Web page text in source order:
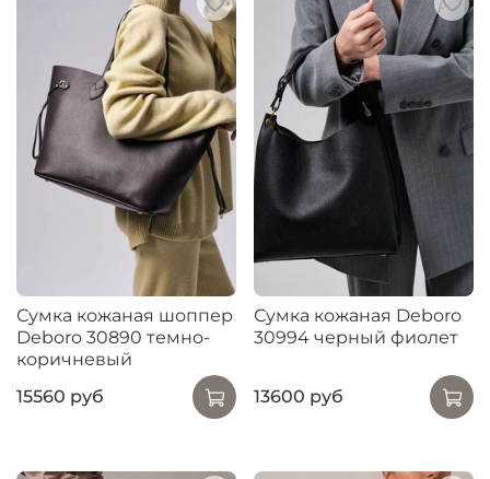
Сумка кожаная шоппер
Deboro 30890 темно-
коричневый
15560 руб
Сумка кожаная Deboro
30994 черный фиолет
13600 руб